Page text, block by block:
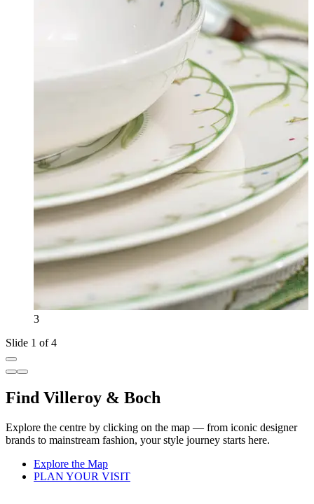
3
Slide 1 of 4
Find Villeroy & Boch
Explore the centre by clicking on the map — from iconic designer
brands to mainstream fashion, your style journey starts here.
Explore the Map
PLAN YOUR VISIT